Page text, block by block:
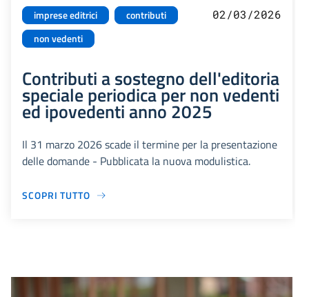
imprese editrici
contributi
non vedenti
02/03/2026
Contributi a sostegno dell'editoria
speciale periodica per non vedenti
ed ipovedenti anno 2025
Il 31 marzo 2026 scade il termine per la presentazione
delle domande - Pubblicata la nuova modulistica.
SCOPRI TUTTO